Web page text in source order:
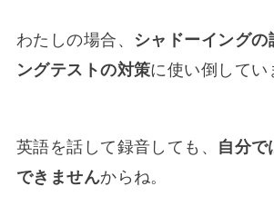
わたしの場合、 シャドーイングの
ングテストの対策に使い倒してい
英語を話して録音しても、 自分で
できませんからね。